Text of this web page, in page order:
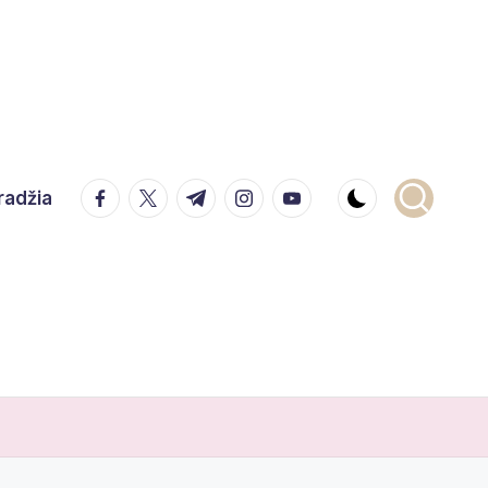
facebook.com
twitter.com
t.me instagram.com
youtube.com